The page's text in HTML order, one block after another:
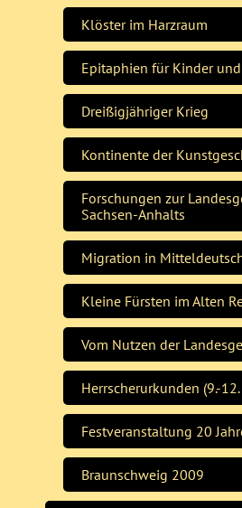
Klöster im Harzraum
Epitaphien für Kinder
Dreißigjähriger Krieg
Kontinente der
Forschungen zur
Sachsen-Anhalts
Migration in
Kleine Fürsten im Alten
Vom Nutzen der
Herrscherurkunden (9.-12.
Festveranstaltung 20
Braunschweig 2009